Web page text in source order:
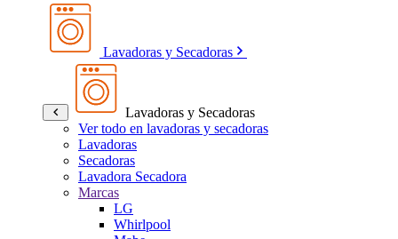
Lavadoras y Secadoras
Lavadoras y Secadoras
Ver todo en lavadoras y secadoras
Lavadoras
Secadoras
Lavadora Secadora
Marcas
LG
Whirlpool